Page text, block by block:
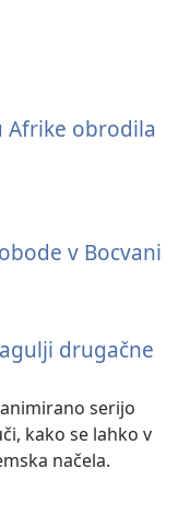
Afrike obrodila
v Bocvani
drugačne
serijo
kako se lahko v
načela.